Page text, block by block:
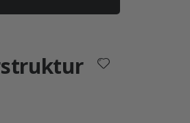
Wagen Kasse